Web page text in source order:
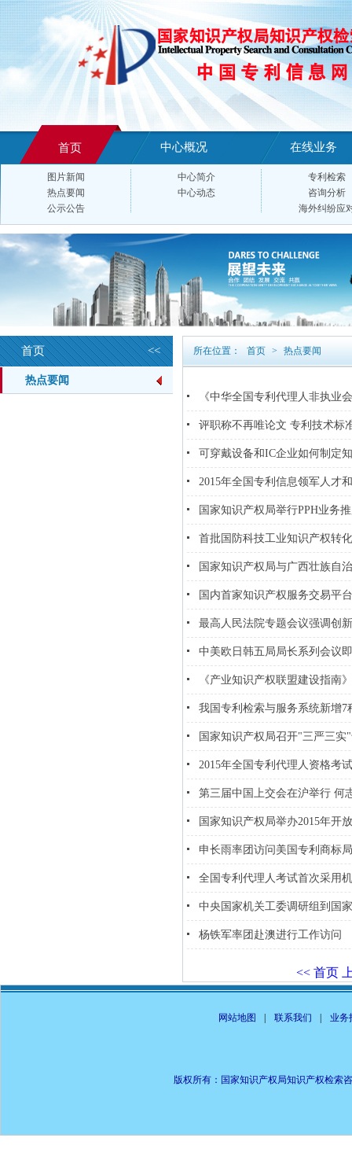
首页 中心概况 在线业务
图片新闻
热点要闻
公示公告
中心简介
中心动态
专利检索
咨询分析
海外纠纷应
首页 <<
热点要闻
所在位置： 首页 > 热点要闻
《中华全国专利代理人非执业
评职称不再唯论文 专利技术标
可穿戴设备和IC企业如何制定
2015年全国专利信息领军人才
国家知识产权局举行PPH业务
首批国防科技工业知识产权转
国家知识产权局与广西壮族自
国内首家知识产权服务交易平
最高人民法院专题会议强调创
中美欧日韩五局局长系列会议
《产业知识产权联盟建设指南
我国专利检索与服务系统新增7
国家知识产权局召开"三严三
2015年全国专利代理人资格考
第三届中国上交会在沪举行 何
国家知识产权局举办2015年开
申长雨率团访问美国专利商标局
全国专利代理人考试首次采用
中央国家机关工委调研组到国
杨铁军率团赴澳进行工作访问
<< 首页
网站地图 联系我们 业务
版权所有：国家知识产权局知识产权检索